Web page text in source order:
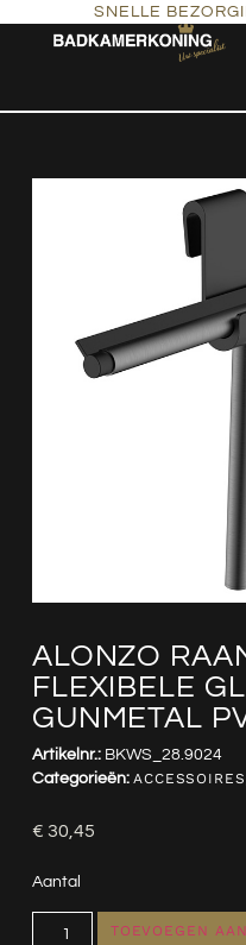
SNELLE
ALONZO
FLEXIBELE
GUNMETAL
Artikelnr.: BKWS_28.9024
Categorieën: ACCESSOIRES
€ 30,45
Aantal
TOEVOEGEN